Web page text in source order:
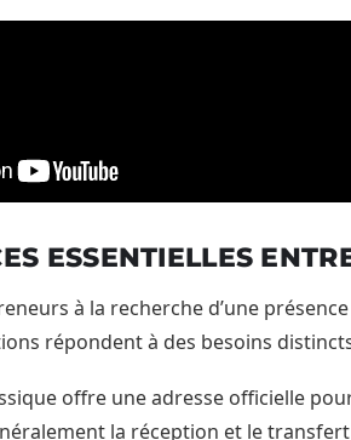
ESSENTIELLES
à la recherche d’une
répondent à des besoins
offre une adresse officielle
la réception et le